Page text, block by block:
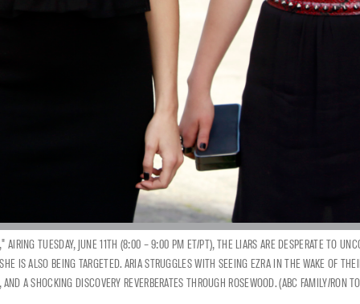
TUESDAY, JUNE 11TH (8:00 – 9:00 PM ET/PT), THE LIARS ARE DESPERATE TO
IS ALSO BEING TARGETED. ARIA STRUGGLES WITH SEEING EZRA IN THE WAKE OF
A SHOCKING DISCOVERY REVERBERATES THROUGH ROSEWOOD. (ABC FAMILY/RON